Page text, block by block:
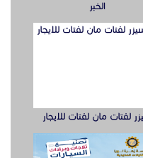
الخبر
لفتات مان لفتات للايجار